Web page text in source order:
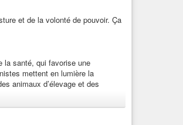
et de la volonté de pouvoir. Ça
la santé, qui favorise une
mettent en lumière la
animaux d’élevage et des